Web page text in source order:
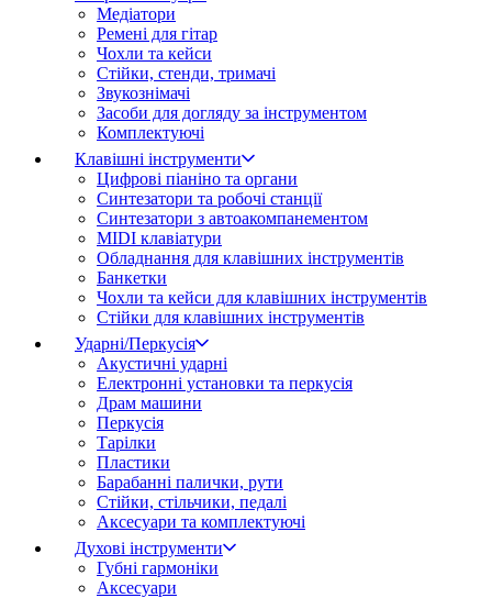
Медіатори
Ремені для гітар
Чохли та кейси
Стійки, стенди, тримачі
Звукознімачі
Засоби для догляду за інструментом
Комплектуючі
Клавішні інструменти
Цифрові піаніно та органи
Синтезатори та робочі станції
Синтезатори з автоакомпанементом
MIDI клавіатури
Обладнання для клавішних інструментів
Банкетки
Чохли та кейси для клавішних інструментів
Стійки для клавішних інструментів
Ударні/Перкусія
Акустичні ударні
Електронні установки та перкусія
Драм машини
Перкусія
Тарілки
Пластики
Барабанні палички, рути
Стійки, стільчики, педалі
Аксесуари та комплектуючі
Духові інструменти
Губні гармоніки
Аксесуари